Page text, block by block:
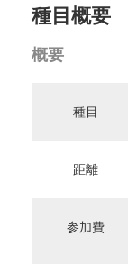
種目概要
概要
種目
距離
参加費